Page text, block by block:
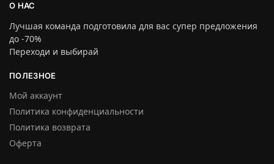
О НАС
Лучшая команда подготовила для вас супер предложения
до -70%
Переходи и выбирай
ПОЛЕЗНОЕ
Мой аккаунт
Политика конфиденциальности
Политика возврата
Оферта